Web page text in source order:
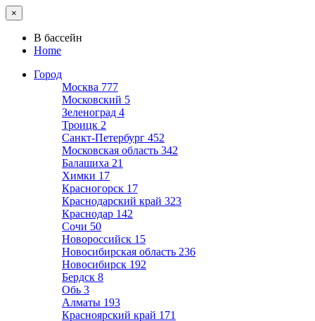
×
В бассейн
Home
Город
Москва 777
Московский 5
Зеленоград 4
Троицк 2
Санкт-Петербург 452
Московская область 342
Балашиха 21
Химки 17
Красногорск 17
Краснодарский край 323
Краснодар 142
Сочи 50
Новороссийск 15
Новосибирская область 236
Новосибирск 192
Бердск 8
Обь 3
Алматы 193
Красноярский край 171